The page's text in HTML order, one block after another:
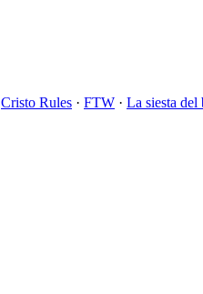
Cristo Rules · FTW · La siesta del